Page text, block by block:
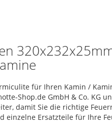
für Ihren Kamin /
Shop.de GmbH & Co. KG
damit Sie die richtige
einzelne Ersatzteile für Ihre